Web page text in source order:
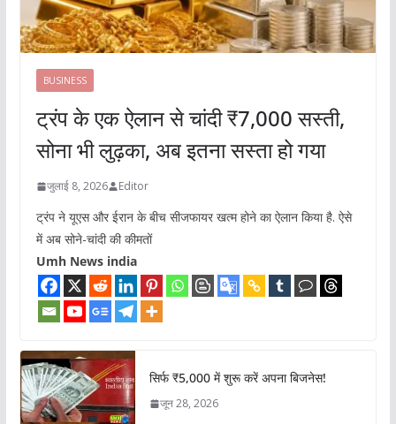
BUSINESS
ट्रंप के एक ऐलान से चांदी ₹7,000 सस्ती,
सोना भी लुढ़का, अब इतना सस्ता हो गया
जुलाई 8, 2026 Editor
ट्रंप ने यूएस और ईरान के बीच सीजफायर खत्म होने का ऐलान किया है. ऐसे
में अब सोने-चांदी की कीमतों
Umh News india
सिर्फ ₹5,000 में शुरू करें अपना बिजनेस!
जून 28, 2026